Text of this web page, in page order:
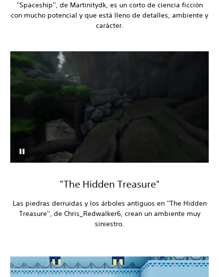
''Spaceship'', de Martinitydk, es un corto de ciencia ficción
con mucho potencial y que está lleno de detalles, ambiente y
carácter.
"The Hidden Treasure"
Las piedras derruidas y los árboles antiguos en ''The Hidden
Treasure'', de Chris_Redwalker6, crean un ambiente muy
siniestro.